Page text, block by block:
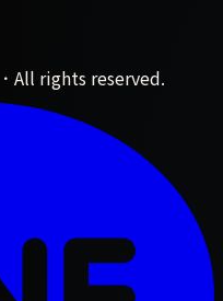
．All rights reserved.